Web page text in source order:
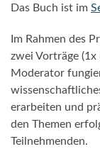
Das Buch ist im
Im Rahmen des
zwei Vorträge
Moderator
erarbeiten und
den Themen
Teilnehmenden.